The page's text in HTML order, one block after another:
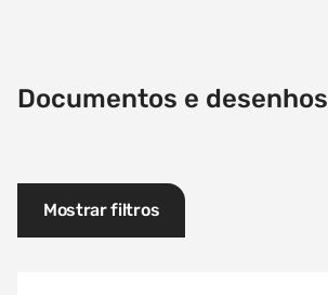
Documentos e desenhos
Mostrar filtros